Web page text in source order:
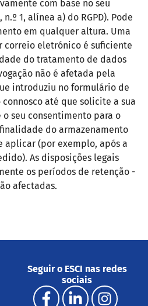
com base no seu
1, alínea a) do RGPD). Pode
em qualquer altura. Uma
correio eletrónico é suficiente
do tratamento de dados
não é afetada pela
introduziu no formulário de
até que solicite a sua
seu consentimento para o
do armazenamento
aplicar (por exemplo, após a
As disposições legais
os períodos de retenção -
afectadas.
Seguir o ESCI nas redes
sociais